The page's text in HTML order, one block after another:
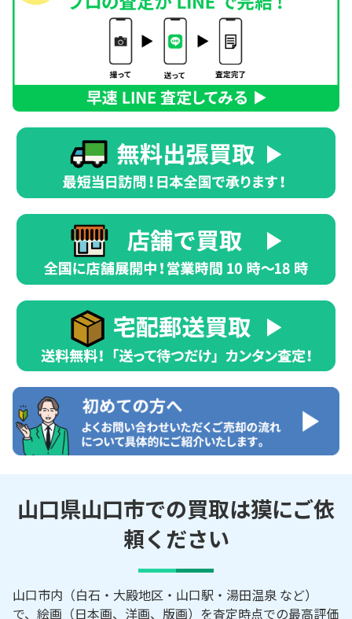
山口県山口市での買取は獏にご依
頼ください
山口市内（白石・大殿地区・山口駅・湯田温泉 など）
で、絵画（日本画、洋画、版画）を査定時点での最高評価